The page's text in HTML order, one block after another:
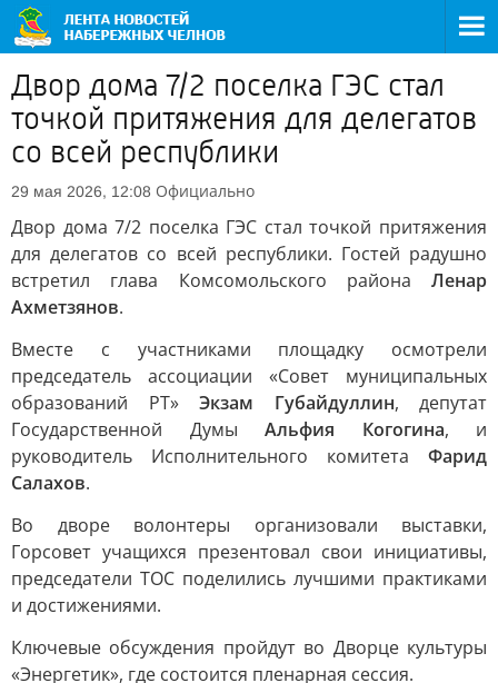
Двор дома 7/2 поселка ГЭС стал
точкой притяжения для делегатов
со всей республики
29 мая 2026, 12:08 Официально
Двор дома 7/2 поселка ГЭС стал точкой притяжения
для делегатов со всей республики. Гостей радушно
встретил глава Комсомольского района Ленар
Ахметзянов.
Вместе с участниками площадку осмотрели
председатель ассоциации «Совет муниципальных
образований РТ» Экзам Губайдуллин, депутат
Государственной Думы Альфия Когогина, и
руководитель Исполнительного комитета Фарид
Салахов.
Во дворе волонтеры организовали выставки,
Горсовет учащихся презентовал свои инициативы,
председатели ТОС поделились лучшими практиками
и достижениями.
Ключевые обсуждения пройдут во Дворце культуры
«Энергетик», где состоится пленарная сессия.